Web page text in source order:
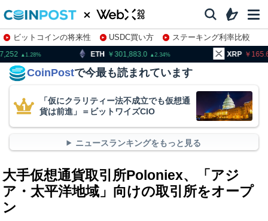
ビットコインの将来性 USDC買い方
ステーキング利率比較
株特集・関連銘柄
301,883.0 XRP 165.66
CoinPostで今最も読まれています
「仮にクラリティー法不成立でも仮想通
貨は前進」＝ビットワイズCIO
ニュースランキングをもっと見る
大手仮想通貨取引所Poloniex、「アジ
ア・太平洋地域」向けの取引所をオープ
ン